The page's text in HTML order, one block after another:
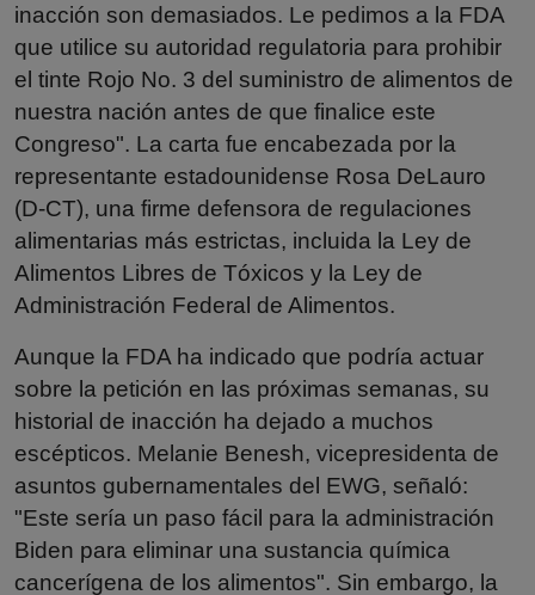
inacción son demasiados. Le pedimos a la FDA
que utilice su autoridad regulatoria para prohibir
el tinte Rojo No. 3 del suministro de alimentos de
nuestra nación antes de que finalice este
Congreso". La carta fue encabezada por la
representante estadounidense Rosa DeLauro
(D-CT), una firme defensora de regulaciones
alimentarias más estrictas, incluida la Ley de
Alimentos Libres de Tóxicos y la Ley de
Administración Federal de Alimentos.
Aunque la FDA ha indicado que podría actuar
sobre la petición en las próximas semanas, su
historial de inacción ha dejado a muchos
escépticos. Melanie Benesh, vicepresidenta de
asuntos gubernamentales del EWG, señaló:
"Este sería un paso fácil para la administración
Biden para eliminar una sustancia química
cancerígena de los alimentos". Sin embargo, la